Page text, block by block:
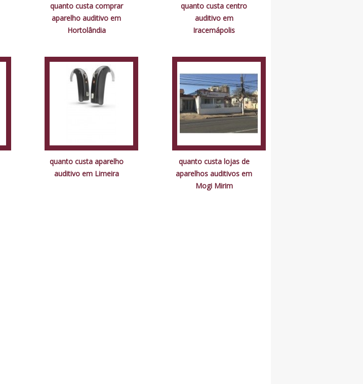
quanto custa comprar
aparelho auditivo em
Hortolândia
quanto custa centro
auditivo em
Iracemápolis
quanto custa aparelho
auditivo em Limeira
quanto custa lojas de
aparelhos auditivos em
Mogi Mirim